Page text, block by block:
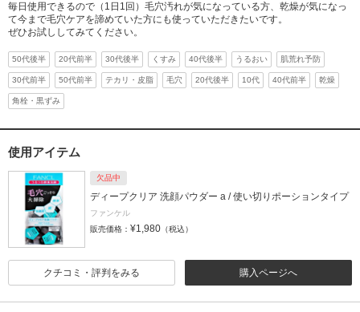
毎日使用できるので（1日1回）毛穴汚れが気になっている方、乾燥が気になっ
て今まで毛穴ケアを諦めていた方にも使っていただきたいです。
ぜひお試ししてみてください。
50代後半 20代前半 30代後半 くすみ 40代後半 うるおい 肌荒れ予防
30代前半 50代前半 テカリ・皮脂 毛穴 20代後半 10代 40代前半 乾燥
角栓・黒ずみ
使用アイテム
欠品中
ディープクリア 洗顔パウダー a / 使い切りポーションタイプ
ファンケル
販売価格： ¥1,980 （税込）
購入ページへ
クチコミ・評判をみる